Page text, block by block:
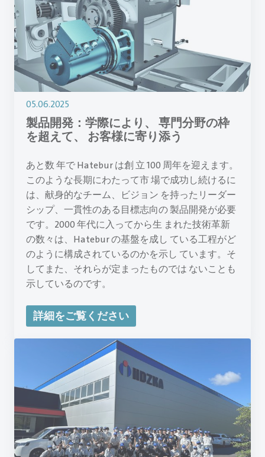
05.06.2025
製品開発：学際により、 専門分野の枠
を超えて、 お客様に寄り添う
あと数 年で Hatebur は創 立 100 周年を迎えます。
このような長期にわたって市 場で成功し続けるに
は、献身的なチーム、ビジョン を持ったリーダー
シップ、一貫性のある目標志向の 製品開発が必要
です。2000 年代に入ってから生 まれた技術革新
の数々は、Hatebur の基盤を成し ている工程がど
のように構成されているのかを示し ています。そ
してまた、それらが定まったものでは ないことも
示しているのです。
詳細をご覧ください